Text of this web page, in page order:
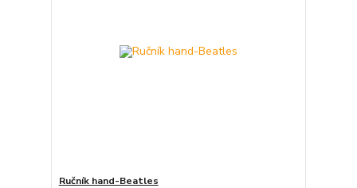
Ručník hand-Beatles